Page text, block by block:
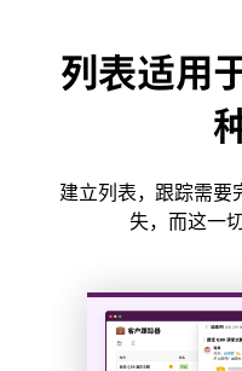
列表适用
建立列表，跟踪需
失，而这一